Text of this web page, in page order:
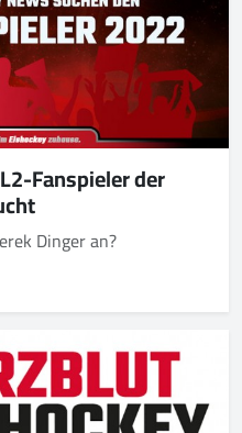
Fanspieler der
Dinger an?